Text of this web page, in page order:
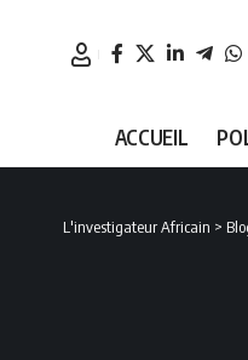
ACCUEIL
L'investigateur Africain >